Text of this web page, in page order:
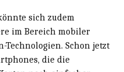
sich zudem
im Bereich mobiler
Schon jetzt
die die